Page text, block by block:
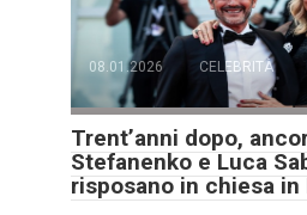
08.01.2026
CELEBRITÀ
Trent’anni dopo,
Stefanenko e Luca
risposano in chiesa in